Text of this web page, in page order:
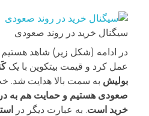
سیگنال خرید در روند صعودی
در ادامه (شکل زیر) شاهد
عمل کرد و قیمت بیتکوین با یک
بولیش به سمت بالا هدایت شد.
صعودی هستیم و حمایت هم به
خرید است. به عبارت دیگر در